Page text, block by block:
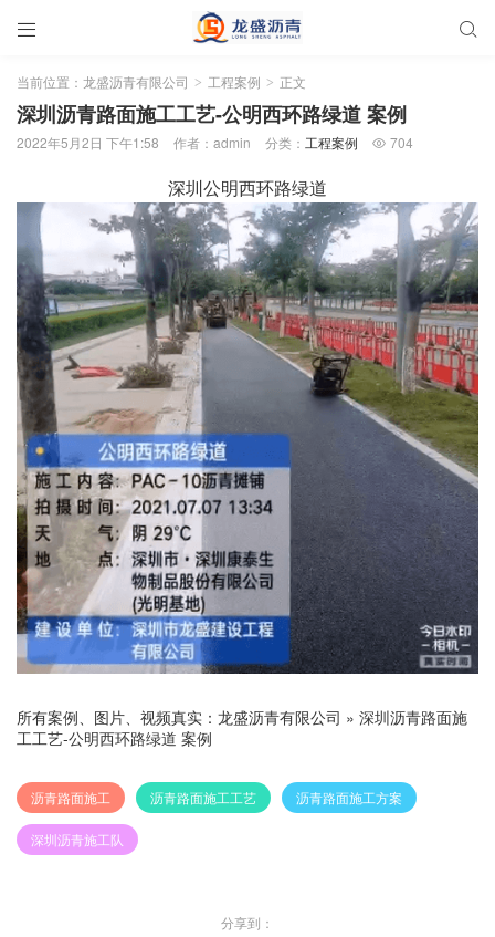
 
当前位置： 龙盛沥青有限公司 > 工程案例 > 正文
深圳沥青路面施工工艺-公明西环路绿道 案例
2022年5月2日 下午1:58 作者：admin 分类： 工程案例  704
深圳公明西环路绿道
所有案例、图片、视频真实： 龙盛沥青有限公司 » 深圳沥青路面施
工工艺-公明西环路绿道 案例
沥青路面施工 沥青路面施工工艺 沥青路面施工方案
深圳沥青施工队
分享到：